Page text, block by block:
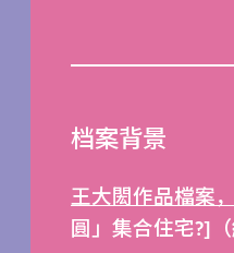
档案背景
王大閎作品檔案
圓」集合住宅?]